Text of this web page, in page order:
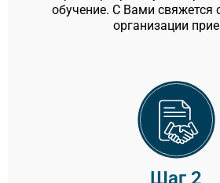
обучение. С Вами свяжется
организации
Шаг 2